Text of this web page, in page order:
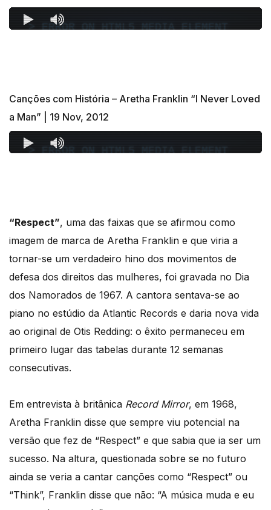
Canções com História – Aretha Franklin “I Never Loved
a Man” | 19 Nov, 2012
“Respect”, uma das faixas que se afirmou como
imagem de marca de Aretha Franklin e que viria a
tornar-se um verdadeiro hino dos movimentos de
defesa dos direitos das mulheres, foi gravada no Dia
dos Namorados de 1967. A cantora sentava-se ao
piano no estúdio da Atlantic Records e daria nova vida
ao original de Otis Redding: o êxito permaneceu em
primeiro lugar das tabelas durante 12 semanas
consecutivas.
Em entrevista à britânica Record Mirror, em 1968,
Aretha Franklin disse que sempre viu potencial na
versão que fez de “Respect” e que sabia que ia ser um
sucesso. Na altura, questionada sobre se no futuro
ainda se veria a cantar canções como “Respect” ou
“Think”, Franklin disse que não: “A música muda e eu